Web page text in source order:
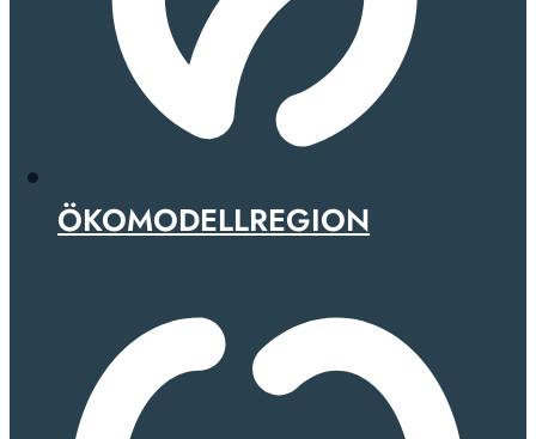
ÖKOMODELLREGION